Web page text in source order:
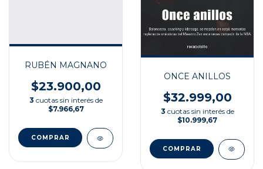
RUBÉN MAGNANO
$23.900,00
3 cuotas sin interés de
$7.966,67
ONCE ANILLOS
$32.999,00
3 cuotas sin interés de
$10.999,67